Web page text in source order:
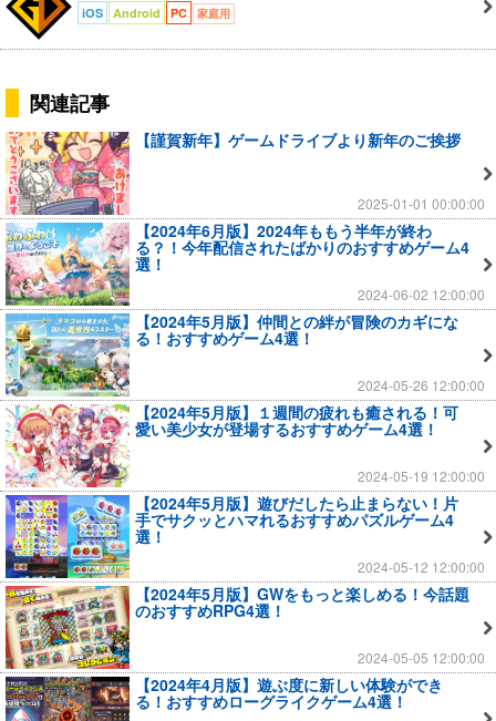
iOS Android PC 家庭用
関連記事
【謹賀新年】ゲームドライブより新年のご挨拶
2025-01-01 00:00:00
【2024年6月版】2024年ももう半年が終わ
る？！今年配信されたばかりのおすすめゲーム4
選！
2024-06-02 12:00:00
【2024年5月版】仲間との絆が冒険のカギにな
る！おすすめゲーム4選！
2024-05-26 12:00:00
【2024年5月版】１週間の疲れも癒される！可
愛い美少女が登場するおすすめゲーム4選！
2024-05-19 12:00:00
【2024年5月版】遊びだしたら止まらない！片
手でサクッとハマれるおすすめパズルゲーム4
選！
2024-05-12 12:00:00
【2024年5月版】GWをもっと楽しめる！今話題
のおすすめRPG4選！
2024-05-05 12:00:00
【2024年4月版】遊ぶ度に新しい体験ができ
る！おすすめローグライクゲーム4選！